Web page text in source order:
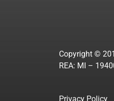
Copyright ©
REA: MI –
Privacy Policy